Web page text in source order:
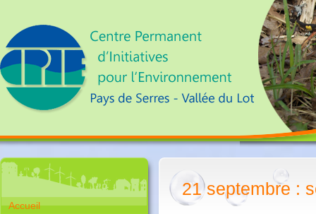
Accueil
21 septembre :